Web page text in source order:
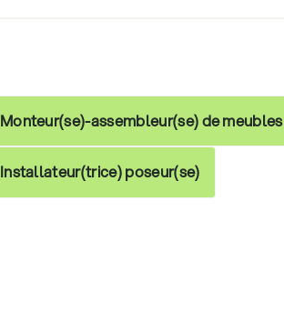
Monteur(se)-assembleur(se) de meubles
Installateur(trice) poseur(se)